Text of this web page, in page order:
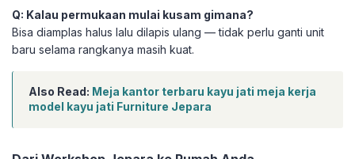
Q: Kalau permukaan mulai kusam gimana?
Bisa diamplas halus lalu dilapis ulang — tidak perlu ganti unit
baru selama rangkanya masih kuat.
Also Read: Meja kantor terbaru kayu jati meja kerja
model kayu jati Furniture Jepara